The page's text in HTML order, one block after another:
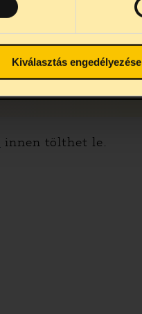
Kiválasztás engedélyezése
innen tölthet le.